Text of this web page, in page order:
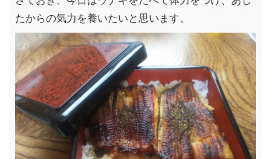
たからの気力を養いたいと思います。